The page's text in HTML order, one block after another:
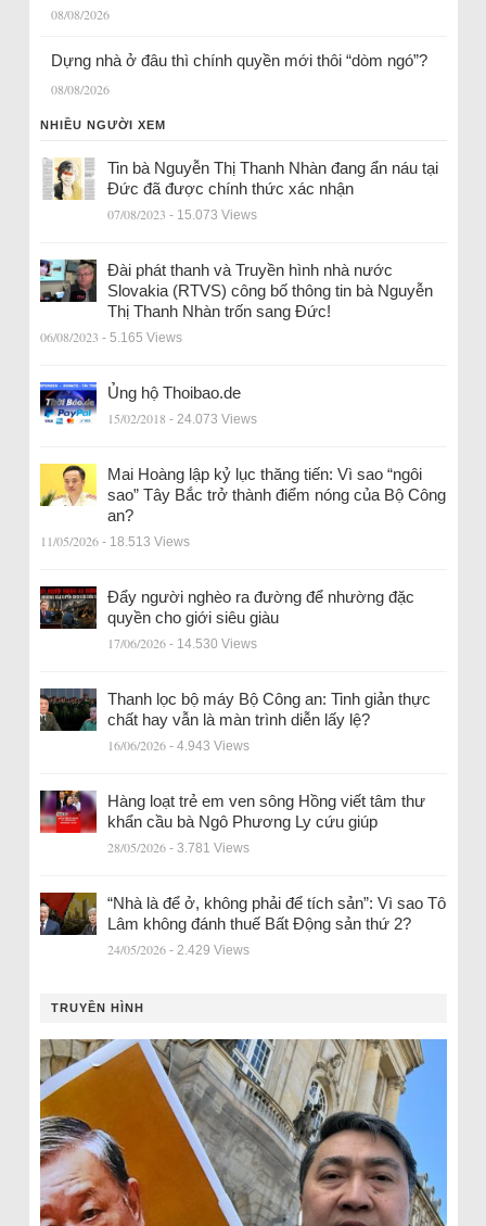
08/08/2026
Dựng nhà ở đâu thì chính quyền mới thôi “dòm ngó”?
08/08/2026
NHIỀU NGƯỜI XEM
Tin bà Nguyễn Thị Thanh Nhàn đang ẩn náu tại
Đức đã được chính thức xác nhận
07/08/2023 - 15.073 Views
Đài phát thanh và Truyền hình nhà nước
Slovakia (RTVS) công bố thông tin bà Nguyễn
Thị Thanh Nhàn trốn sang Đức!
06/08/2023 - 5.165 Views
Ủng hộ Thoibao.de
15/02/2018 - 24.073 Views
Mai Hoàng lập kỷ lục thăng tiến: Vì sao “ngôi
sao” Tây Bắc trở thành điểm nóng của Bộ Công
an?
11/05/2026 - 18.513 Views
Đẩy người nghèo ra đường để nhường đặc
quyền cho giới siêu giàu
17/06/2026 - 14.530 Views
Thanh lọc bộ máy Bộ Công an: Tinh giản thực
chất hay vẫn là màn trình diễn lấy lệ?
16/06/2026 - 4.943 Views
Hàng loạt trẻ em ven sông Hồng viết tâm thư
khẩn cầu bà Ngô Phương Ly cứu giúp
28/05/2026 - 3.781 Views
“Nhà là để ở, không phải để tích sản”: Vì sao Tô
Lâm không đánh thuế Bất Động sản thứ 2?
24/05/2026 - 2.429 Views
TRUYỀN HÌNH